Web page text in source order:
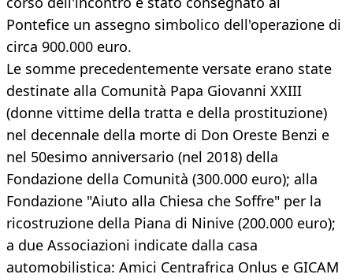
Pontefice un assegno simbolico dell'operazione di
circa 900.000 euro.
Le somme precedentemente versate erano state
destinate alla Comunità Papa Giovanni XXIII
(donne vittime della tratta e della prostituzione)
nel decennale della morte di Don Oreste Benzi e
nel 50esimo anniversario (nel 2018) della
Fondazione della Comunità (300.000 euro); alla
Fondazione "Aiuto alla Chiesa che Soffre" per la
ricostruzione della Piana di Ninive (200.000 euro);
a due Associazioni indicate dalla casa
automobilistica: Amici Centrafrica Onlus e GICAM